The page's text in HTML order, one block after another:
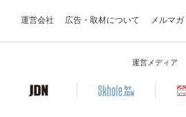
運営会社 広告・取材について メルマガ
運営メディア